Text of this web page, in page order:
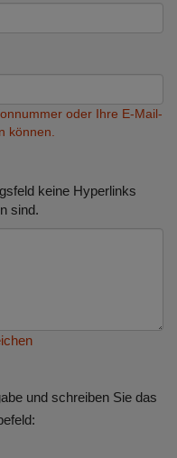
oder Ihre E-Mail-
können.
keine Hyperlinks
sind.
und schreiben Sie das